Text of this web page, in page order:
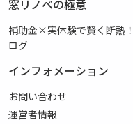
窓リノベの極意
補助金×実体験で賢く断熱
ログ
インフォメーション
お問い合わせ
運営者情報